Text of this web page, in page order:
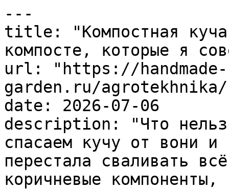
---
title: "Компостная куча
компосте, которые я
url: "https://handmade-
garden.ru/agrotekhnika/
date: 2026-07-06
description: "Что
спасаем кучу от вони
перестала сваливать
коричневые